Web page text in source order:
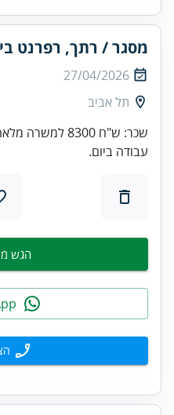
מסגר / רתך, רפרנט
27/04/2026
תל אביב
עבודה ביום.
הגש